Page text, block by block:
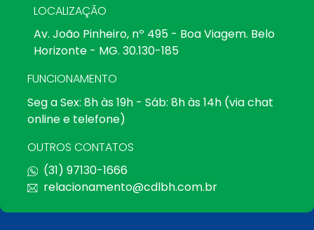
LOCALIZAÇÃO
Av. João Pinheiro, nº 495 - Boa Viagem. Belo
Horizonte - MG. 30.130-185
FUNCIONAMENTO
Seg a Sex: 8h às 19h - Sáb: 8h às 14h (via chat
online e telefone)
OUTROS CONTATOS
(31) 97130-1666
relacionamento@cdlbh.com.br